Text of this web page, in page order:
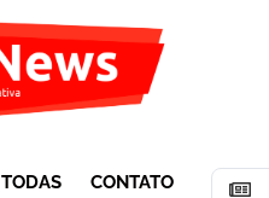
TODAS CONTATO